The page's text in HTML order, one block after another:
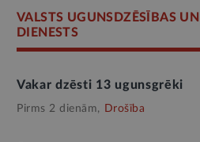
VALSTS UGUNSDZĒSĪBAS
DIENESTS
Vakar dzēsti 13 ugunsgrēki
Pirms 2 dienām, Drošība